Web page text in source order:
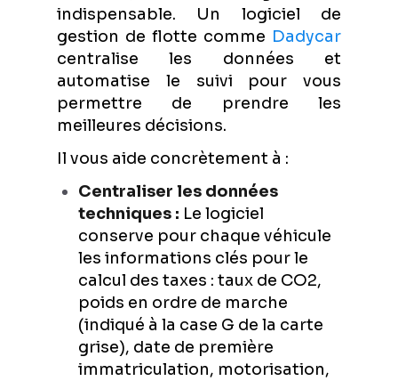
indispensable. Un logiciel de
gestion de flotte comme Dadycar
centralise les données et
automatise le suivi pour vous
permettre de prendre les
meilleures décisions.
Il vous aide concrètement à :
Centraliser les données
techniques : Le logiciel
conserve pour chaque véhicule
les informations clés pour le
calcul des taxes : taux de CO2,
poids en ordre de marche
(indiqué à la case G de la carte
grise), date de première
immatriculation, motorisation,